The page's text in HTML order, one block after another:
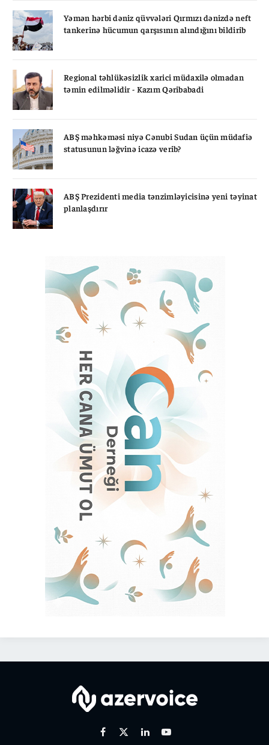
Yəmən hərbi dəniz qüvvələri Qırmızı dənizdə neft
tankerinə hücumun qarşısının alındığını bildirib
Regional təhlükəsizlik xarici müdaxilə olmadan
təmin edilməlidir - Kazım Qəribabadi
ABŞ məhkəməsi niyə Cənubi Sudan üçün müdafiə
statusunun ləğvinə icazə verib?
ABŞ Prezidenti media tənzimləyicisinə yeni təyinat
planlaşdırır
Facebook
X
LinkedinYoutube